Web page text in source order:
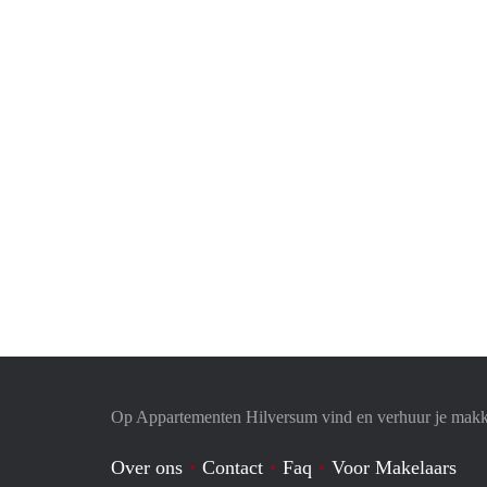
Op Appartementen Hilversum vind en verhuur je
Over ons Contact Faq Voor Makelaars